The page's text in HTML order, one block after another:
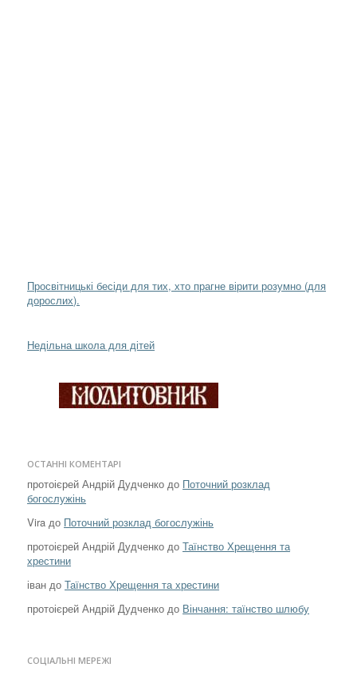
Просвітницькі бесіди для тих, хто прагне вірити розумно (для
дорослих).
Недільна школа для дітей
ОСТАННІ КОМЕНТАРІ
протоієрей Андрій Дудченко до Поточний розклад
богослужінь
Vira до Поточний розклад богослужінь
протоієрей Андрій Дудченко доТаїнство Хрещення та
хрестини
іван доТаїнство Хрещення та хрестини
протоієрей Андрій Дудченко до Вінчання: таїнство шлюбу
СОЦІАЛЬНІ МЕРЕЖІ